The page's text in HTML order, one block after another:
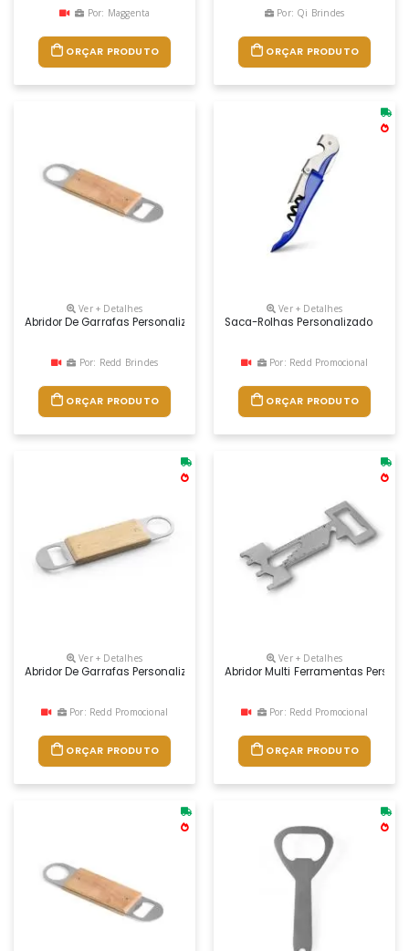
Por: Maggenta
ORÇAR PRODUTO
Por: Qi Brindes
ORÇAR PRODUTO
Ver + Detalhes
Abridor De Garrafas Personalizado
Por: Redd Brindes
ORÇAR PRODUTO
Ver + Detalhes
Saca-Rolhas Personalizado
Por: Redd Promocional
ORÇAR PRODUTO
Ver + Detalhes
Abridor De Garrafas Personalizado
Por: Redd Promocional
ORÇAR PRODUTO
Ver + Detalhes
Abridor Multi Ferramentas
Por: Redd Promocional
ORÇAR PRODUTO